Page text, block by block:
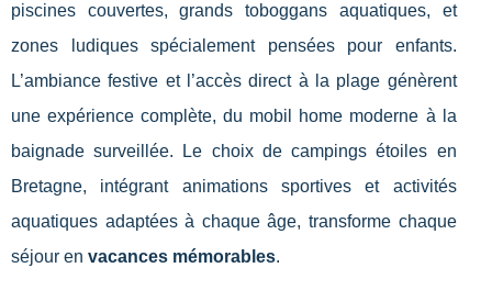
piscines couvertes, grands toboggans aquatiques, et
zones ludiques spécialement pensées pour enfants.
L’ambiance festive et l’accès direct à la plage génèrent
une expérience complète, du mobil home moderne à la
baignade surveillée. Le choix de campings étoiles en
Bretagne, intégrant animations sportives et activités
aquatiques adaptées à chaque âge, transforme chaque
séjour en vacances mémorables.